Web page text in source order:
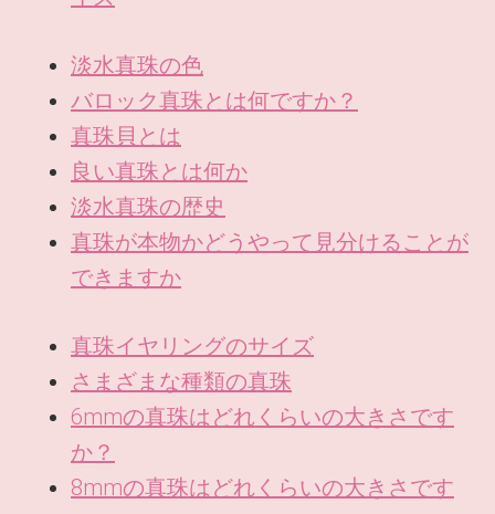
淡水真珠の色
バロック真珠とは何ですか？
真珠貝とは
良い真珠とは何か
淡水真珠の歴史
真珠が本物かどうやって見分けることが
できますか
真珠イヤリングのサイズ
さまざまな種類の真珠
6mmの真珠はどれくらいの大きさです
か？
8mmの真珠はどれくらいの大きさです